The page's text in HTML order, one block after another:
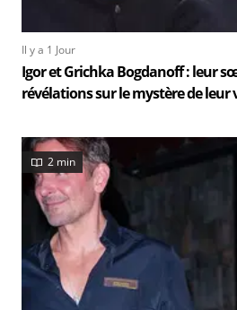
Il y a 1 Jour
Igor et Grichka Bogdanoff : leur
révélations sur le mystère de leur
2 min